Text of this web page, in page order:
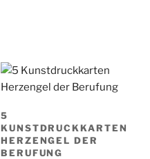
5
KUNSTDRUCKKARTEN
HERZENGEL DER
BERUFUNG